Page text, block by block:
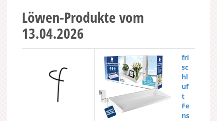
Löwen-Produkte vom
13.04.2026
fri
sc
hl
uf
t
Fe
ns